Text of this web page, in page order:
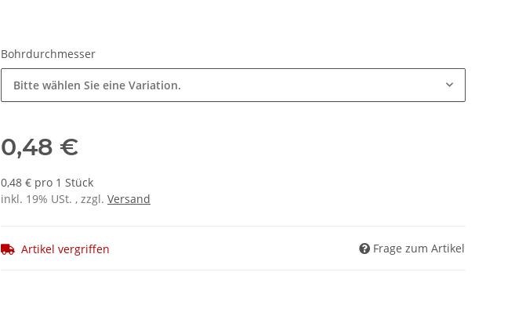
Bohrdurchmesser
Bitte wählen Sie eine Variation.
0,48 €
0,48 € pro 1 Stück
inkl. 19% USt. , zzgl. Versand
Artikel vergriffen Frage zum Artikel